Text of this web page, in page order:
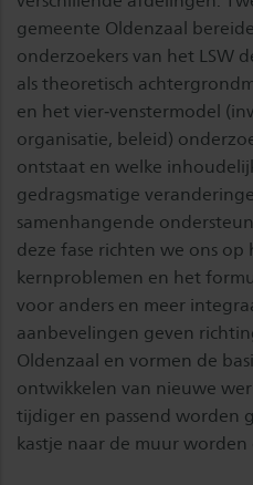
gemeente Oldenzaal
onderzoekers van het LSW
als theoretisch
en het vier‑venstermodel
organisatie, beleid)
ontstaat en welke
gedragsmatige
samenhangende
deze fase richten we ons
kernproblemen en het
voor anders en meer
aanbevelingen geven
Oldenzaal en vormen de
ontwikkelen van nieuwe
tijdiger en passend worden
kastje naar de muur worden